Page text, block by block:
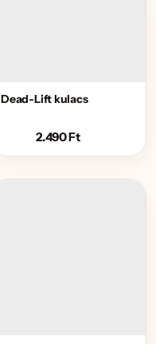
Dead-Lift kulacs
2.490Ft